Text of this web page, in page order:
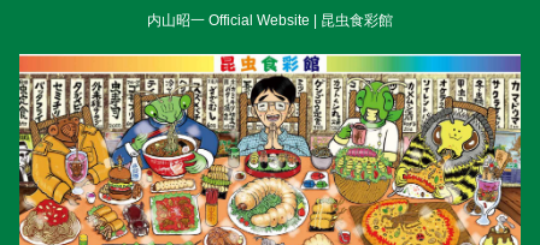
内山昭一 Official Website | 昆虫食彩館